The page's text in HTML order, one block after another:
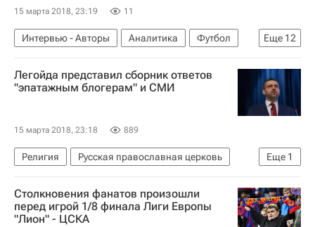
15 марта 2018, 23:19 11
Еще 12
Интервью - Авторы Аналитика
Футбол
Спорт
Диего Симеоне
Юрий Семин
Анатолий Мещеряков
Локомотив (Москва)
Атлетико (Мадрид)
Хосе Мария Хименес
Анхель Корреа
Ведран Чорлука
Филипе Луис
Неманья Пейчинович
Легойда представил сборник ответов
"эпатажным блогерам" и СМИ
15 марта 2018, 23:18 889
Еще 1
Религия
Русская православная церковь
Россия
Столкновения фанатов произошли
перед игрой 1/8 финала Лиги Европы
"Лион" - ЦСКА